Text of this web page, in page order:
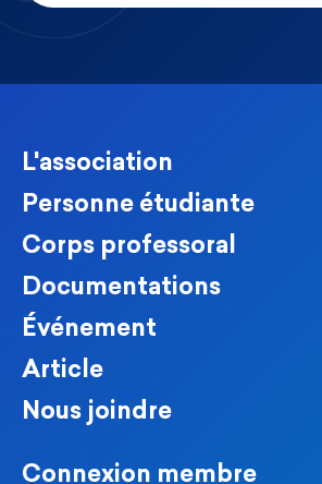
L'association
Personne étudiante
Corps professoral
Documentations
Événement
Article
Nous joindre
Connexion membre